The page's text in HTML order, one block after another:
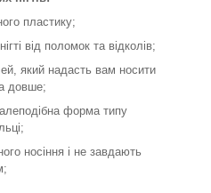
пластику;
від поломок та відколів;
який надасть вам носити
довше;
форма типу
носіння і не завдають